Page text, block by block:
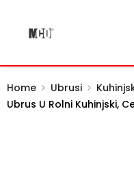
Home Ubrusi
Ubrus U Rolni Kuhinjski,